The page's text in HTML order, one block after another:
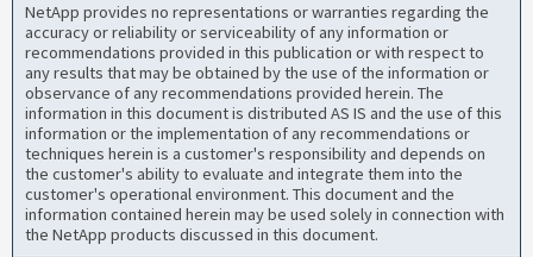
NetApp provides no representations or warranties regarding the
accuracy or reliability or serviceability of any information or
recommendations provided in this publication or with respect to
any results that may be obtained by the use of the information or
observance of any recommendations provided herein. The
information in this document is distributed AS IS and the use of this
information or the implementation of any recommendations or
techniques herein is a customer's responsibility and depends on
the customer's ability to evaluate and integrate them into the
customer's operational environment. This document and the
information contained herein may be used solely in connection with
the NetApp products discussed in this document.